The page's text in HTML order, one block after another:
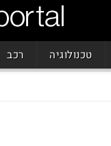
טכנולוגיה רכב